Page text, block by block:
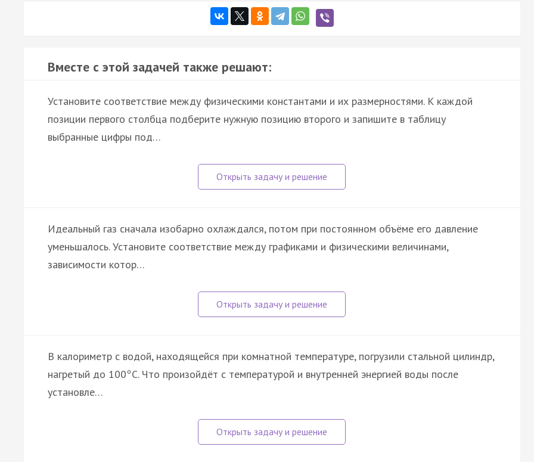
Вместе с этой задачей также решают:
Установите соответствие между физическими константами и их размерностями. К каждой
позиции первого столбца подберите нужную позицию второго и запишите в таблицу
выбранные цифры под…
Идеальный газ сначала изобарно охлаждался, потом при постоянном объёме его давление
уменьшалось. Установите соответствие между графиками и физическими величинами,
зависимости котор…
В калориметр с водой, находящейся при комнатной температуре, погрузили стальной цилиндр,
нагретый до 100°С. Что произойдёт с температурой и внутренней энергией воды после
установле…